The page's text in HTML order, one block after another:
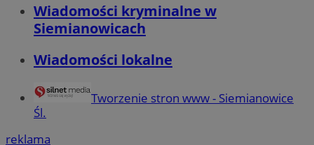
Wiadomości kryminalne w
Siemianowicach
Wiadomości lokalne
Tworzenie stron www - Siemianowice
Śl.
reklama